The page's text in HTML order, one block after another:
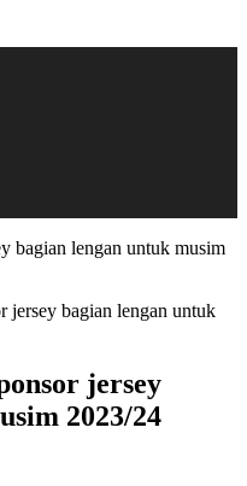
jersey bagian lengan untuk
jersey
2023/24